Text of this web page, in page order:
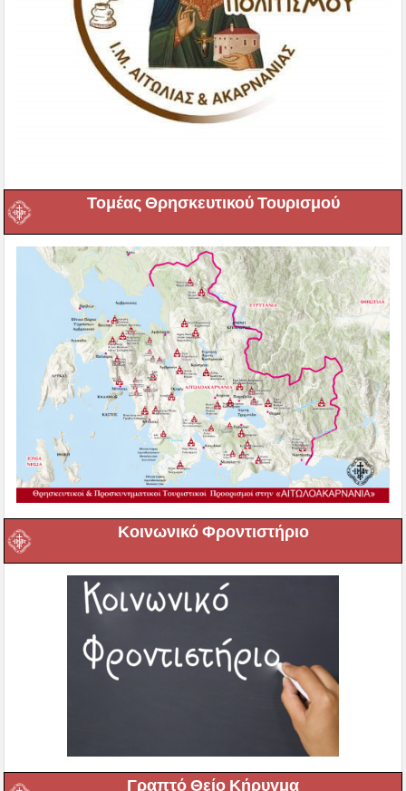
Τομέας Θρησκευτικού Τουρισμού
Κοινωνικό Φροντιστήριο
Γραπτό Θείο Κήρυγμα